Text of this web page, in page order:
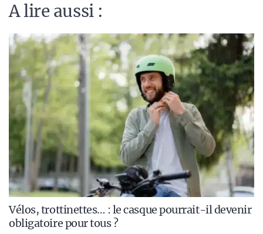
A lire aussi :
Vélos, trottinettes… : le casque pourrait-il devenir
obligatoire pour tous ?